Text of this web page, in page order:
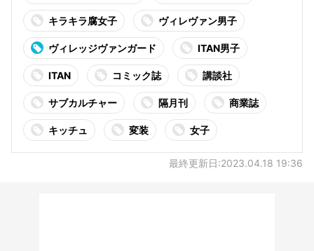
キラキラ腐女子 ヴィレヴァン男子
ヴィレッジヴァンガード ITAN男子
ITAN コミック誌 講談社
サブカルチャー 隔月刊 商業誌
キッチュ 変装 女子
最終更新日:2023.04.18 19:36